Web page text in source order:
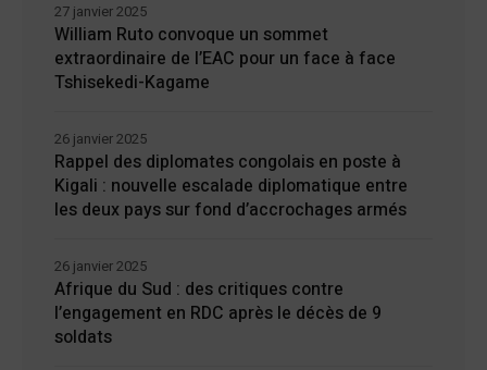
William Ruto convoque un sommet
extraordinaire de l’EAC pour un face à face
Tshisekedi-Kagame
27 janvier 2025
Rappel des diplomates congolais en poste à
Kigali : nouvelle escalade diplomatique entre
les deux pays sur fond d’accrochages armés
26 janvier 2025
Afrique du Sud : des critiques contre
l’engagement en RDC après le décès de 9
soldats
26 janvier 2025